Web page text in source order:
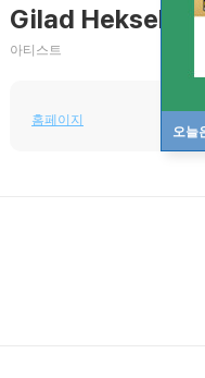
오늘
Gilad
아티스트
홈페이지